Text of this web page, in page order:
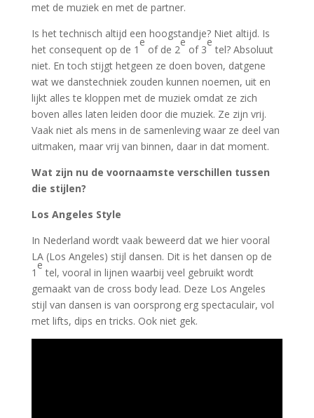
met de muziek en met de partner.
Is het technisch altijd een hoogstandje? Niet altijd. Is
het consequent op de 1
e
of de 2
e
of 3
e
tel? Absoluut
niet. En toch stijgt hetgeen ze doen boven, datgene
wat we danstechniek zouden kunnen noemen, uit en
lijkt alles te kloppen met de muziek omdat ze zich
boven alles laten leiden door die muziek. Ze zijn vrij.
Vaak niet als mens in de samenleving waar ze deel van
uitmaken, maar vrij van binnen, daar in dat moment.
Wat zijn nu de voornaamste verschillen tussen
die stijlen?
Los Angeles Style
In Nederland wordt vaak beweerd dat we hier vooral
LA (Los Angeles) stijl dansen. Dit is het dansen op de
1
e
tel, vooral in lijnen waarbij veel gebruikt wordt
gemaakt van de cross body lead. Deze Los Angeles
stijl van dansen is van oorsprong erg spectaculair, vol
met lifts, dips en tricks. Ook niet gek.